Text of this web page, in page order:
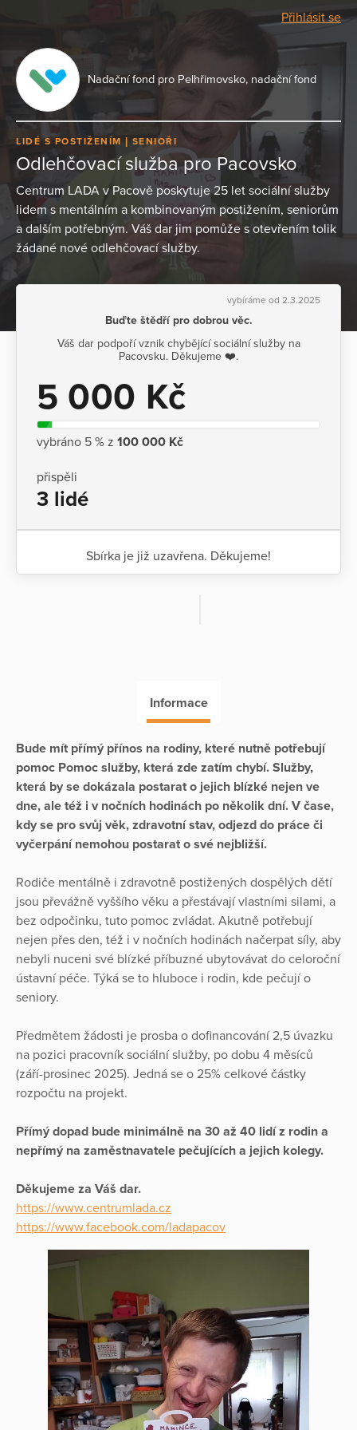
Přihlásit se
Nadační fond pro Pelhřimovsko, nadační fond
LIDÉ S POSTIŽENÍM SENIOŘI
Odlehčovací služba pro Pacovsko
Centrum LADA v Pacově poskytuje 25 let sociální služby
lidem s mentálním a kombinovaným postižením, seniorům
a dalším potřebným. Váš dar jim pomůže s otevřením tolik
žádané nové odlehčovací služby.
vybíráme od 2.3.2025
Buďte štědří pro dobrou věc.
Váš dar podpoří vznik chybějící sociální služby na
Pacovsku. Děkujeme ❤️.
5 000 Kč
vybráno 5 % z 100 000 Kč
přispěli
3 lidé
Sbírka je již uzavřena. Děkujeme!
Informace
Bude mít přímý přínos na rodiny, které nutně potřebují
pomoc Pomoc služby, která zde zatím chybí. Služby,
která by se dokázala postarat o jejich blízké nejen ve
dne, ale též i v nočních hodinách po několik dní. V čase,
kdy se pro svůj věk, zdravotní stav, odjezd do práce či
vyčerpání nemohou postarat o své nejbližší.
Rodiče mentálně i zdravotně postižených dospělých dětí
jsou převážně vyššího věku a přestávají vlastními silami, a
bez odpočinku, tuto pomoc zvládat. Akutně potřebují
nejen přes den, též i v nočních hodinách načerpat síly, aby
nebyli nuceni své blízké příbuzné ubytovávat do celoroční
ústavní péče. Týká se to hluboce i rodin, kde pečují o
seniory.
Předmětem žádosti je prosba o dofinancování 2,5 úvazku
na pozici pracovník sociální služby, po dobu 4 měsíců
(září-prosinec 2025). Jedná se o 25% celkové částky
rozpočtu na projekt.
Přímý dopad bude minimálně na 30 až 40 lidí z rodin a
nepřímý na zaměstnavatele pečujících a jejich kolegy.
Děkujeme za Váš dar.
https://www.centrumlada.cz
https://www.facebook.com/ladapacov